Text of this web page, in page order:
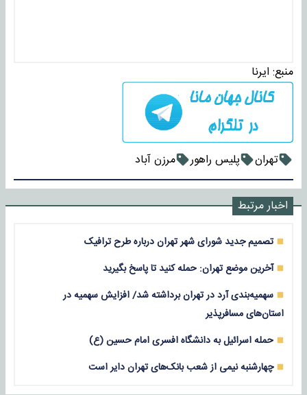
منبع: ایرنا
تهران پلیس راهور مرزن آباد
اخبار مرتبط
تصمیم جدید شورای شهر تهران درباره طرح ترافیک
آخرین موضع تهران: حمله کنید تا پاسخ بگیرید
سهمیه‌بندی آرد در تهران برداشته شد/ افزایش سهمیه در
استان‌های مسافرپذیر
حمله اسرائیل به دانشگاه افسری امام حسین (ع)
چهارشنبه نیمی از شعب بانک‌های تهران دایر است